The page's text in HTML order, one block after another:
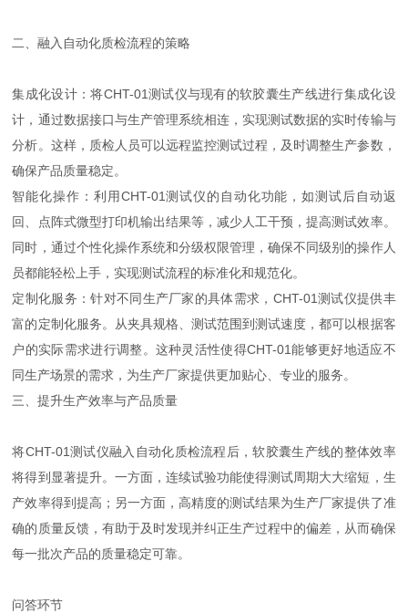
二、融入自动化质检流程的策略
集成化设计：将CHT-01测试仪与现有的软胶囊生产线进行集成化设
计，通过数据接口与生产管理系统相连，实现测试数据的实时传输与
分析。这样，质检人员可以远程监控测试过程，及时调整生产参数，
确保产品质量稳定。
智能化操作：利用CHT-01测试仪的自动化功能，如测试后自动返
回、点阵式微型打印机输出结果等，减少人工干预，提高测试效率。
同时，通过个性化操作系统和分级权限管理，确保不同级别的操作人
员都能轻松上手，实现测试流程的标准化和规范化。
定制化服务：针对不同生产厂家的具体需求，CHT-01测试仪提供丰
富的定制化服务。从夹具规格、测试范围到测试速度，都可以根据客
户的实际需求进行调整。这种灵活性使得CHT-01能够更好地适应不
同生产场景的需求，为生产厂家提供更加贴心、专业的服务。
三、提升生产效率与产品质量
将CHT-01测试仪融入自动化质检流程后，软胶囊生产线的整体效率
将得到显著提升。一方面，连续试验功能使得测试周期大大缩短，生
产效率得到提高；另一方面，高精度的测试结果为生产厂家提供了准
确的质量反馈，有助于及时发现并纠正生产过程中的偏差，从而确保
每一批次产品的质量稳定可靠。
问答环节